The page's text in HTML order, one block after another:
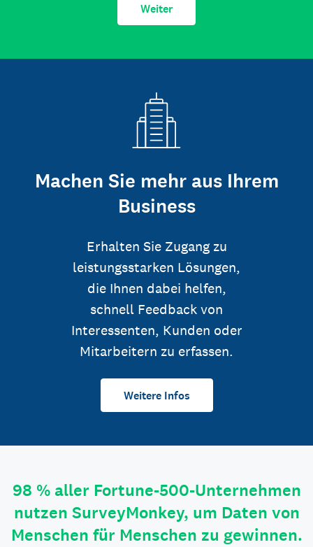
Weiter
Machen Sie mehr aus Ihrem
Business
Erhalten Sie Zugang zu
leistungsstarken Lösungen,
die Ihnen dabei helfen,
schnell Feedback von
Interessenten, Kunden oder
Mitarbeitern zu erfassen.
Weitere Infos
98 % aller Fortune-500-Unternehmen
nutzen SurveyMonkey, um Daten von
Menschen für Menschen zu gewinnen.